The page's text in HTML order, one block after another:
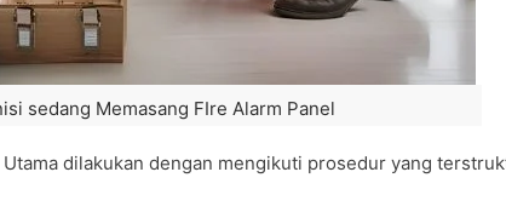
sedang Memasang FIre Alarm Panel
dilakukan dengan mengikuti prosedur yang